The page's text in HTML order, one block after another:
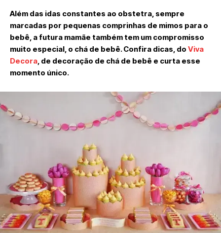
Além das idas constantes ao obstetra, sempre
marcadas por pequenas comprinhas de mimos para o
bebê, a futura mamãe também tem um compromisso
muito especial, o chá de bebê. Confira dicas, do Viva
Decora, de decoração de chá de bebê e curta esse
momento único.